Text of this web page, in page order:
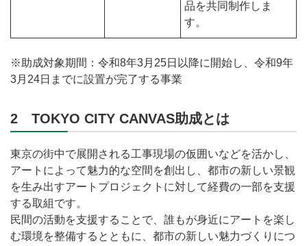
品を共同制作しま
す。
※助成対象期間：令和8年3月25日以降に開始し、令和9年
3月24日までに設置が完了する事業
2 TOKYO CITY CANVAS助成とは
東京の街中で展開される工事現場の仮囲いなどを活かし、
アートによって魅力的な空間を創出し、都市の新しい景観
を生み出すアートプロジェクトに対して経費の一部を支援
する取組です。
民間の活動を支援することで、誰もが身近にアートを楽し
む環境を整備するとともに、都市の新しい魅力づくりにつ